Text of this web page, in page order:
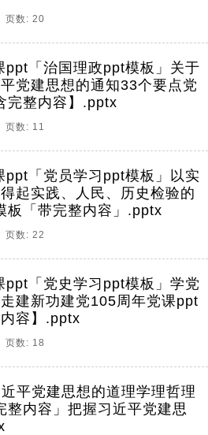
数: 20
ppt「治国理政ppt模板」关于
党建思想的通知33个要点党
完整内容】.pptx
数: 11
ppt「党员学习ppt模板」以实
起实践、人民、历史检验的
板「带完整内容」.pptx
数: 22
ppt「党史学习ppt模板」学党
建新功建党105周年党课ppt
容】.pptx
数: 18
平党建思想的道理学理哲理
整内容」把握习近平党建思